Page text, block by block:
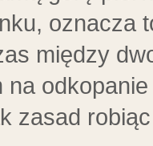
oznacza
między
na
zasad